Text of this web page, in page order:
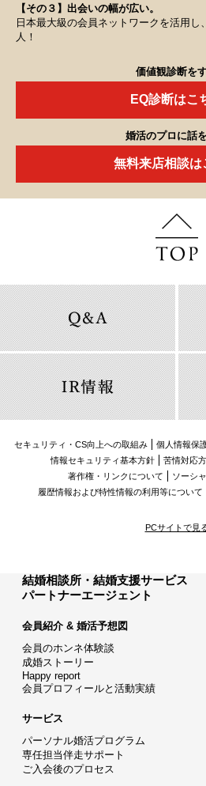
【その３】出会いの幅が広い。
日本最大級の会員ネットワークを活用し
人！
価値観診断を
EQ診断はこ
婚活のプロに話
無料来店相談は
セキュリティ・CS向上への取組み 個人情報保
情報セキュリティ基本方針
苦情対応
著作権・リンクについて
ソーシ
履歴情報および特性情報の利用等について
PCサイトで見
結婚相談所・結婚支援サービス
パートナーエージェント
会員紹介 & 婚活予想図
会員のホンネ体験談
成婚ストーリー
Happy report
会員プロフィールと活動実績
サービス
パーソナル婚活プログラム
専任担当伴走サポート
ご入会後のプロセス